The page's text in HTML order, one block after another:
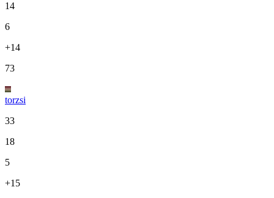
14
6
+14
73
torzsi
33
18
5
+15